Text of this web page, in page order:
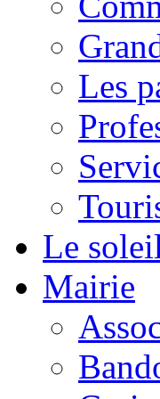
Les
Le
Mairie